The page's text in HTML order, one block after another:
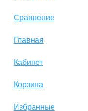
Сравнение
Главная
Кабинет
Корзина
Избранные